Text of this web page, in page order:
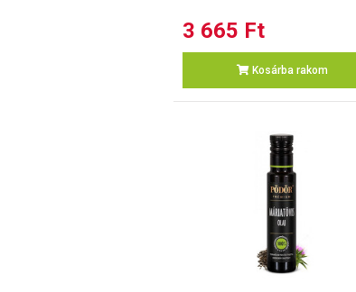
3 665 Ft
Kosárba rakom